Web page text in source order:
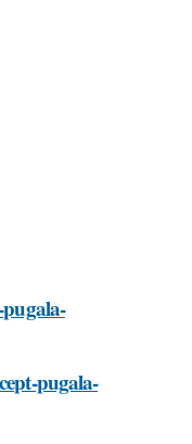
pugala-